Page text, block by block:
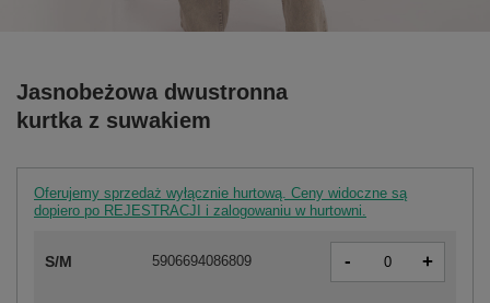
Jasnobeżowa dwustronna
kurtka z suwakiem
Oferujemy sprzedaż wyłącznie hurtową. Ceny widoczne są
dopiero po REJESTRACJI i zalogowaniu w hurtowni.
S/M 5906694086809 - +